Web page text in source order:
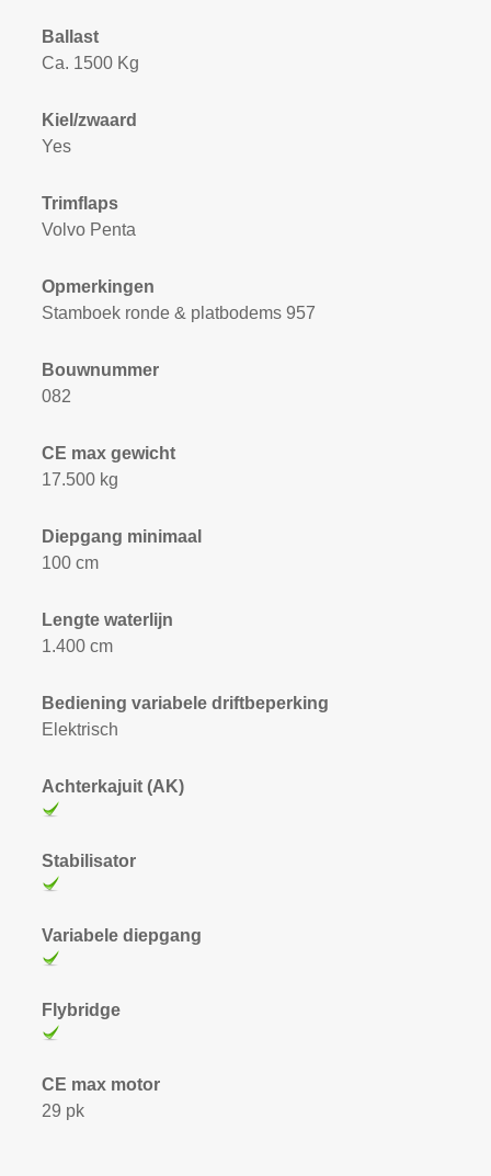
Ballast
Ca. 1500 Kg
Kiel/zwaard
Yes
Trimflaps
Volvo Penta
Opmerkingen
Stamboek ronde & platbodems 957
Bouwnummer
082
CE max gewicht
17.500 kg
Diepgang minimaal
100 cm
Lengte waterlijn
1.400 cm
Bediening variabele driftbeperking
Elektrisch
Achterkajuit (AK)
Stabilisator
Variabele diepgang
Flybridge
CE max motor
29 pk